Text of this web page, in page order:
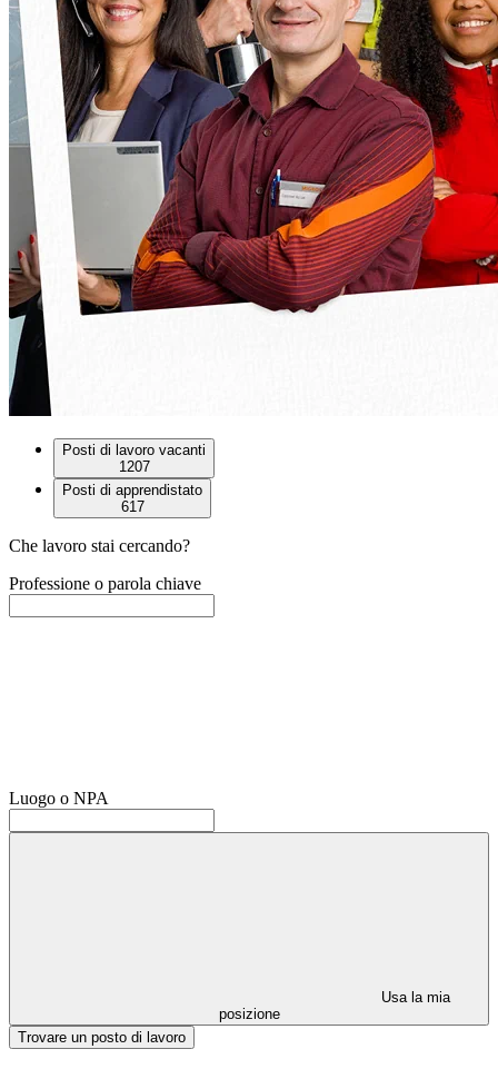
Posti di lavoro vacanti
1207
Posti di apprendistato
617
Che lavoro stai cercando?
Professione o parola chiave
Luogo o NPA
Usa la mia
posizione
Trovare un posto di lavoro